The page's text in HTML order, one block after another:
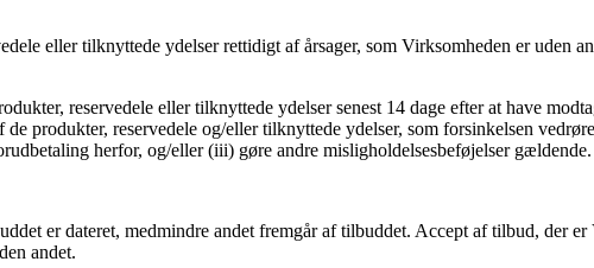
eller tilknyttede ydelser rettidigt af årsager, som Virksomheden er uden
reservedele eller tilknyttede ydelser senest 14 dage efter at have
produkter, reservedele og/eller tilknyttede ydelser, som forsinkelsen
herfor, og/eller (iii) gøre andre misligholdelsesbeføjelser gældende.
er dateret, medmindre andet fremgår af tilbuddet. Accept af tilbud, der
andet.